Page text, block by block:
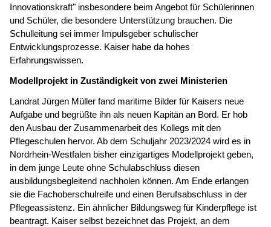
Innovationskraft" insbesondere beim Angebot für Schülerinnen
und Schüler, die besondere Unterstützung brauchen. Die
Schulleitung sei immer Impulsgeber schulischer
Entwicklungsprozesse. Kaiser habe da hohes
Erfahrungswissen.
Modellprojekt in Zuständigkeit von zwei Ministerien
Landrat Jürgen Müller fand maritime Bilder für Kaisers neue
Aufgabe und begrüßte ihn als neuen Kapitän an Bord. Er hob
den Ausbau der Zusammenarbeit des Kollegs mit den
Pflegeschulen hervor. Ab dem Schuljahr 2023/2024 wird es in
Nordrhein-Westfalen bisher einzigartiges Modellprojekt geben,
in dem junge Leute ohne Schulabschluss diesen
ausbildungsbegleitend nachholen können. Am Ende erlangen
sie die Fachoberschulreife und einen Berufsabschluss in der
Pflegeassistenz. Ein ähnlicher Bildungsweg für Kinderpflege ist
beantragt. Kaiser selbst bezeichnet das Projekt, an dem